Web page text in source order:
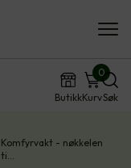
ButikkKurv
0
Søk
Komfyrvakt - nøkkelen
ti…